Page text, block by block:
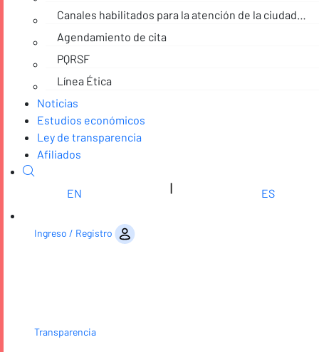
Canales habilitados para la atención de la ciudadanía
Agendamiento de cita
PQRSF
Línea Ética
Noticias
Estudios económicos
Ley de transparencia
Afiliados
EN |
ES
Ingreso / Registro
Transparencia